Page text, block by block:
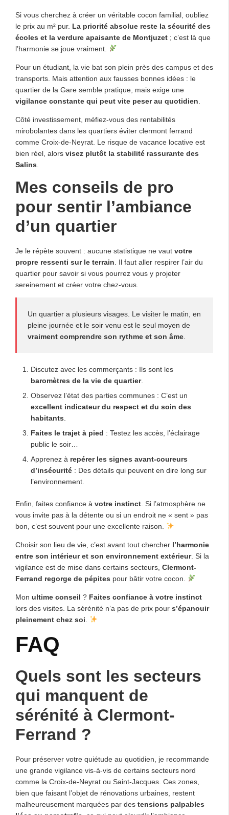
Si vous cherchez à créer un véritable cocon familial, oubliez
le prix au m² pur. La priorité absolue reste la sécurité des
écoles et la verdure apaisante de Montjuzet ; c’est là que
l’harmonie se joue vraiment.
Pour un étudiant, la vie bat son plein près des campus et des
transports. Mais attention aux fausses bonnes idées : le
quartier de la Gare semble pratique, mais exige une
vigilance constante qui peut vite peser au quotidien
Côté investissement, méfiez-vous des rentabilités
mirobolantes dans les quartiers éviter clermont ferrand
comme Croix-de-Neyrat. Le risque de vacance locative est
bien réel, alors visez plutôt la stabilité rassurante des
Salins
Mes conseils de pro
pour sentir l’ambiance
d’un quartier
Je le répète souvent : aucune statistique ne vaut votre
propre ressenti sur le terrain . Il faut aller respirer l’air du
quartier pour savoir si vous pourrez vous y projeter
sereinement et créer votre chez-vous.
Un quartier a plusieurs visages. Le visiter le matin, en
pleine journée et le soir venu est le seul moyen de
vraiment comprendre son rythme et son âme
Discutez avec les commerçants : Ils sont les
baromètres de la vie de quartier.
Observez l’état des parties communes : C’est un
excellent indicateur du respect et du soin des
habitants
Faites le trajet à pied : Testez les accès, l’éclairage
public le soir…
Apprenez à repérer les signes avant-coureurs
d’insécurité : Des détails qui peuvent en dire long sur
l’environnement.
Enfin, faites confiance à votre instinct . Si l’atmosphère ne
vous invite pas à la détente ou si un endroit ne « sent » pas
bon, c’est souvent pour une excellente raison.
Choisir son lieu de vie, c’est avant tout chercher l’harmonie
entre son intérieur et son environnement extérieur. Si la
vigilance est de mise dans certains secteurs, Clermont-
Ferrand regorge de pépites pour bâtir votre cocon.
Mon ultime conseil ? Faites confiance à votre instinct
lors des visites. La sérénité n’a pas de prix pour s’épanouir
pleinement chez soi
FAQ
Quels sont les secteurs
qui manquent de
sérénité à Clermont-
Ferrand ?
Pour préserver votre quiétude au quotidien, je recommande
une grande vigilance vis-à-vis de certains secteurs nord
comme la Croix-de-Neyrat ou Saint-Jacques. Ces zones,
bien que faisant l’objet de rénovations urbaines, restent
malheureusement marquées par des tensions palpables